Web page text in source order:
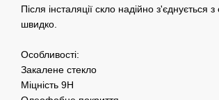
Після інсталяції скло надійно
швидко.
Особливості:
Закалене стекло
Міцність 9Н